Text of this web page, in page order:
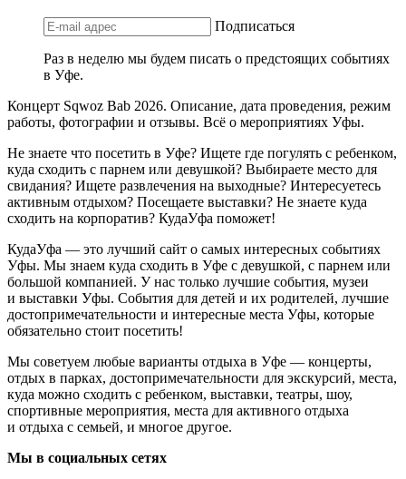
Подписаться
Раз в неделю мы будем писать о предстоящих событиях
в Уфе.
Концерт Sqwoz Bab 2026. Описание, дата проведения, режим
работы, фотографии и отзывы. Всё о мероприятиях Уфы.
Не знаете что посетить в Уфе? Ищете где погулять с ребенком,
куда сходить с парнем или девушкой? Выбираете место для
свидания? Ищете развлечения на выходные? Интересуетесь
активным отдыхом? Посещаете выставки? Не знаете куда
сходить на корпоратив? КудаУфа поможет!
КудаУфа — это лучший сайт о самых интересных событиях
Уфы. Мы знаем куда сходить в Уфе с девушкой, с парнем или
большой компанией. У нас только лучшие события, музеи
и выставки Уфы. События для детей и их родителей, лучшие
достопримечательности и интересные места Уфы, которые
обязательно стоит посетить!
Мы советуем любые варианты отдыха в Уфе — концерты,
отдых в парках, достопримечательности для экскурсий, места,
куда можно сходить с ребенком, выставки, театры, шоу,
спортивные мероприятия, места для активного отдыха
и отдыха с семьей, и многое другое.
Мы в социальных сетях